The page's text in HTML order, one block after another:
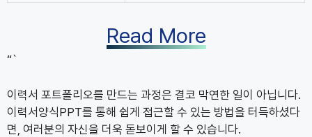
Read More
“`
이력서 포트폴리오를 만드는 과정은 결코 막연한 일이 아닙니다.
이력서양식PPT를 통해 쉽게 접근할 수 있는 방법을 터득하셨다
면, 여러분의 자신을 더욱 돋보이게 할 수 있습니다.